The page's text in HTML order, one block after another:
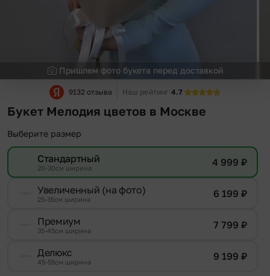
Пришлем фото букета перед доставкой
9132 отзыва Наш рейтинг 4.7
Букет Мелодия цветов в Москве
Выберите размер
Стандартный
20-30см ширина 4 999 ₽
Увеличенный (на фото)
25-35см ширина 6 199 ₽
Премиум
35-45см ширина 7 799 ₽
Делюкс
45-55см ширина 9 199 ₽